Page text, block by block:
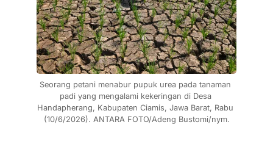
Seorang petani menabur pupuk urea pada tanaman
padi yang mengalami kekeringan di Desa
Handapherang, Kabupaten Ciamis, Jawa Barat, Rabu
(10/6/2026). ANTARA FOTO/Adeng Bustomi/nym.